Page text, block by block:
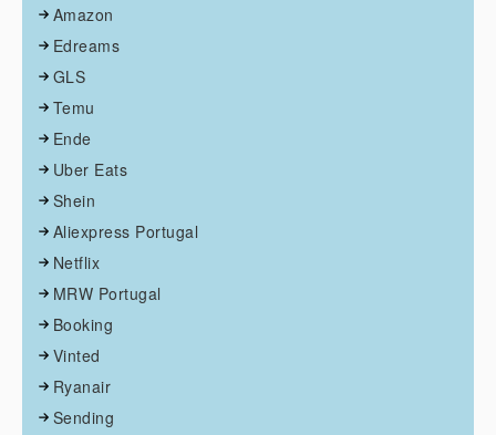
Amazon
Edreams
GLS
Temu
Ende
Uber Eats
Shein
Aliexpress Portugal
Netflix
MRW Portugal
Booking
Vinted
Ryanair
Sending